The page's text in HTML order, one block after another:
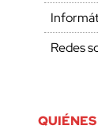
Redes